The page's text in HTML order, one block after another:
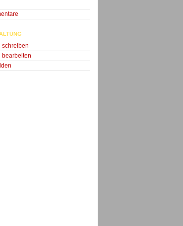
schreiben
bearbeiten